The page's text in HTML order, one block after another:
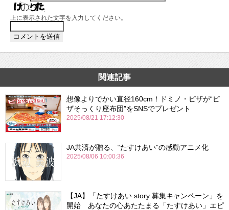
上に表示された文字を入力してください。
関連記事
想像よりでかい直径160cm！ドミノ・ピザが“ピ
ザそっくり座布団”をSNSでプレゼント
2025/08/21 17:12:30
JA共済が贈る、“たすけあい”の感動アニメ化
2025/08/06 10:00:36
【JA】「たすけあい story 募集キャンペーン」を
開始 あなたの心あたたまる「たすけあい」エピ